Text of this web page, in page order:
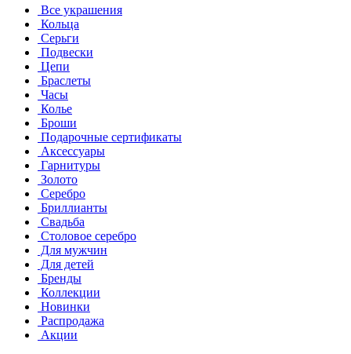
Все украшения
Кольца
Серьги
Подвески
Цепи
Браслеты
Часы
Колье
Броши
Подарочные сертификаты
Аксессуары
Гарнитуры
Золото
Серебро
Бриллианты
Свадьба
Столовое серебро
Для мужчин
Для детей
Бренды
Коллекции
Новинки
Распродажа
Акции